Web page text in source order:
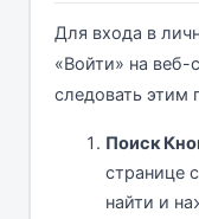
Для входа в
«Войти» на веб-
следовать этим
Поиск
странице
найти и